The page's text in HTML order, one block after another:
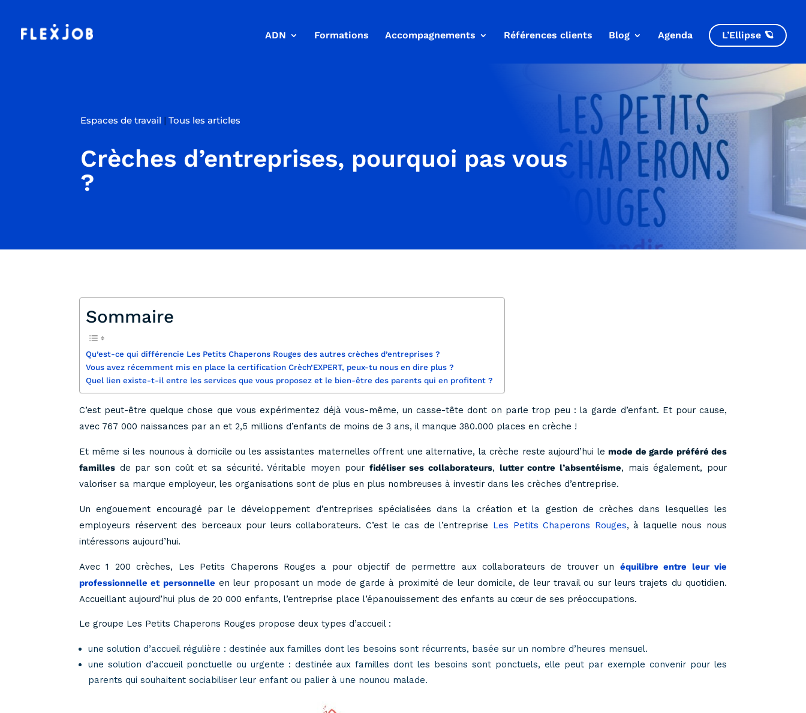
ADN Formations Accompagnements Références clients Blog Agenda L’Ellipse 🪐
Espaces de travail |Tous les articles
Crèches d’entreprises, pourquoi pas vous
?
Sommaire
Qu’est-ce qui différencie Les Petits Chaperons Rouges des autres crèches d’entreprises ?
Vous avez récemment mis en place la certification Crèch’EXPERT, peux-tu nous en dire plus ?
Quel lien existe-t-il entre les services que vous proposez et le bien-être des parents qui en profitent ?
C’est peut-être quelque chose que vous expérimentez déjà vous-même, un casse-tête dont on parle trop peu : la garde d’enfant. Et pour cause,
avec 767 000 naissances par an et 2,5 millions d’enfants de moins de 3 ans, il manque 380.000 places en crèche !
Et même si les nounous à domicile ou les assistantes maternelles offrent une alternative, la crèche reste aujourd’hui lemode de garde préféré des
familles de par son coût et sa sécurité. Véritable moyen pour fidéliser ses collaborateurs, lutter contre l’absentéisme, mais également, pour
valoriser sa marque employeur, les organisations sont de plus en plus nombreuses à investir dans les crèches d’entreprise.
Un engouement encouragé par le développement d’entreprises spécialisées dans la création et la gestion de crèches dans lesquelles les
employeurs réservent des berceaux pour leurs collaborateurs. C’est le cas de l’entreprise Les Petits Chaperons Rouges, à laquelle nous nous
intéressons aujourd’hui.
Avec 1 200 crèches, Les Petits Chaperons Rouges a pour objectif de permettre aux collaborateurs de trouver un équilibre entre leur vie
professionnelle et personnelle en leur proposant un mode de garde à proximité de leur domicile, de leur travail ou sur leurs trajets du quotidien.
Accueillant aujourd’hui plus de 20 000 enfants, l’entreprise place l’épanouissement des enfants au cœur de ses préoccupations.
Le groupe Les Petits Chaperons Rouges propose deux types d’accueil :
une solution d’accueil régulière : destinée aux familles dont les besoins sont récurrents, basée sur un nombre d’heures mensuel.
une solution d’accueil ponctuelle ou urgente : destinée aux familles dont les besoins sont ponctuels, elle peut par exemple convenir pour les
parents qui souhaitent sociabiliser leur enfant ou palier à une nounou malade.